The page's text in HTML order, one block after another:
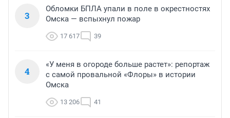
3
Обломки БПЛА упали в поле в окрестностях
Омска — вспыхнул пожар
17 617 39
4
«У меня в огороде больше растет»: репортаж
с самой провальной «Флоры» в истории
Омска
13 206 41